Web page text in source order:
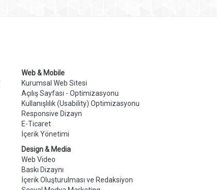
Web & Mobile
Kurumsal Web Sitesi
Açılış Sayfası - Optimizasyonu
Kullanışlılık (Usability) Optimizasyonu
Responsive Dizayn
E-Ticaret
İçerik Yönetimi
Design & Media
Web Video
Baskı Dizaynı
İçerik Oluşturulması ve Redaksiyon